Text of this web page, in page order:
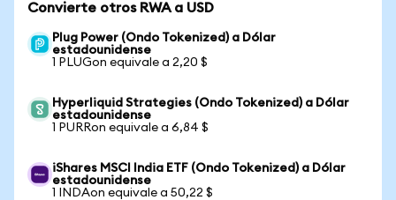
Convierte otros RWA a USD
Plug Power (Ondo Tokenized) a Dólar
estadounidense
1 PLUGon equivale a 2,20 $
Hyperliquid Strategies (Ondo Tokenized) a Dólar
estadounidense
1 PURRon equivale a 6,84 $
iShares MSCI India ETF (Ondo Tokenized) a Dólar
estadounidense
1 INDAon equivale a 50,22 $